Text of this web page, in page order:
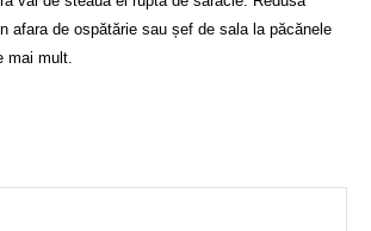
afara de ospătărie sau șef de sala la păcănele
mai mult.